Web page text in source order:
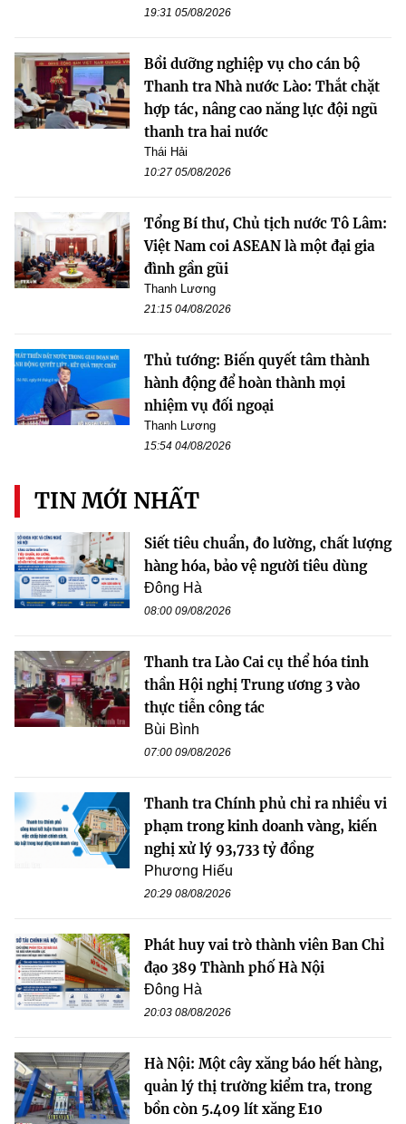
19:31 05/08/2026
Bồi dưỡng nghiệp vụ cho cán bộ
Thanh tra Nhà nước Lào: Thắt chặt
hợp tác, nâng cao năng lực đội ngũ
thanh tra hai nước
Thái Hải
10:27 05/08/2026
Tổng Bí thư, Chủ tịch nước Tô Lâm:
Việt Nam coi ASEAN là một đại gia
đình gần gũi
Thanh Lương
21:15 04/08/2026
Thủ tướng: Biến quyết tâm thành
hành động để hoàn thành mọi
nhiệm vụ đối ngoại
Thanh Lương
15:54 04/08/2026
TIN MỚI NHẤT
Siết tiêu chuẩn, đo lường, chất lượng
hàng hóa, bảo vệ người tiêu dùng
Đông Hà
08:00 09/08/2026
Thanh tra Lào Cai cụ thể hóa tinh
thần Hội nghị Trung ương 3 vào
thực tiễn công tác
Bùi Bình
07:00 09/08/2026
Thanh tra Chính phủ chỉ ra nhiều vi
phạm trong kinh doanh vàng, kiến
nghị xử lý 93,733 tỷ đồng
Phương Hiếu
20:29 08/08/2026
Phát huy vai trò thành viên Ban Chỉ
đạo 389 Thành phố Hà Nội
Đông Hà
20:03 08/08/2026
Hà Nội: Một cây xăng báo hết hàng,
quản lý thị trường kiểm tra, trong
bồn còn 5.409 lít xăng E10